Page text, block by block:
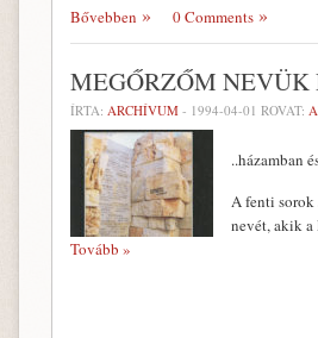
Bővebben 0 Comments
MEGŐRZŐM
ÍRTA: ARCHÍVUM - 1994-04-01 ROVAT:
..házamban
A fenti sorok
nevét, akik
Tovább »